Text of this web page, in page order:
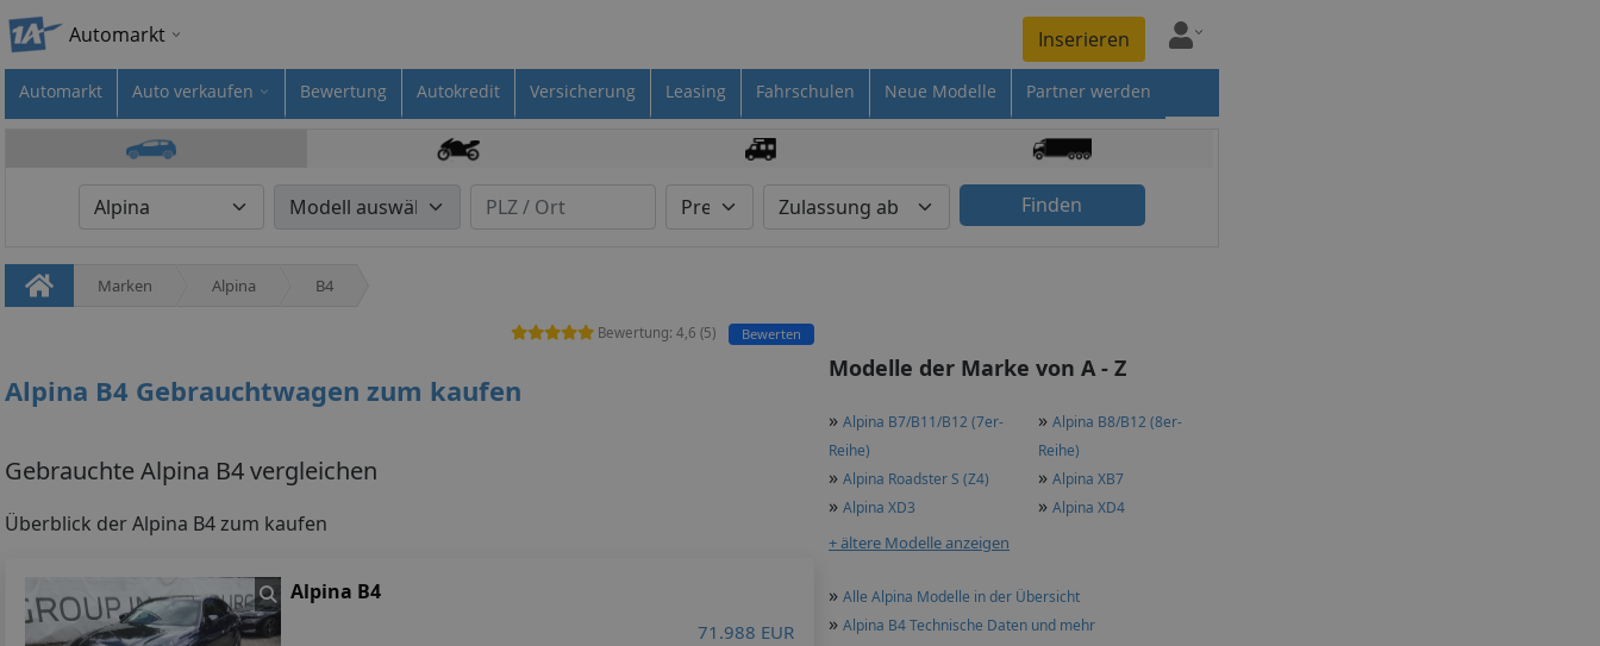
Automarkt Inserieren
Automarkt Auto verkaufen Bewertung Autokredit Versicherung Leasing Fahrschulen Neue Modelle Partner werden
Finden
Marken Alpina B4
Modelle der Marke von A - Z
» Alpina B7/B11/B12 (7er-
Reihe)
» Alpina B8/B12 (8er-
Reihe)
» Alpina Roadster S (Z4) » Alpina XB7
» Alpina XD3 » Alpina XD4
+ ältere Modelle anzeigen
» Alle Alpina Modelle in der Übersicht
» Alpina B4 Technische Daten und mehr
Bewertung: 4,6 (5) Bewerten
Alpina B4 Gebrauchtwagen zum kaufen
Gebrauchte Alpina B4 vergleichen
Überblick der Alpina B4 zum kaufen
Alpina B4
71.988 EUR